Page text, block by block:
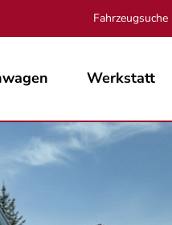
Fahrzeugsuche
Werkstatt